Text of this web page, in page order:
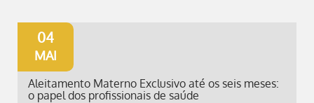
04
MAI
Aleitamento Materno Exclusivo até os seis meses:
o papel dos profissionais de saúde